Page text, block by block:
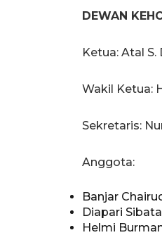
DEWAN
Ketua: Atal S.
Wakil Ketua:
Sekretaris:
Anggota:
Banjar
Diapari
Helmi